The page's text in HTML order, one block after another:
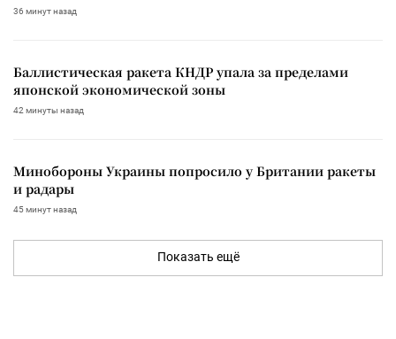
36 минут назад
Баллистическая ракета КНДР упала за пределами
японской экономической зоны
42 минуты назад
Минобороны Украины попросило у Британии ракеты
и радары
45 минут назад
Показать ещё